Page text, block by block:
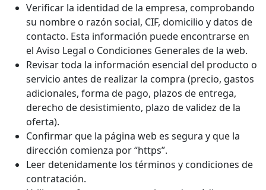
Verificar la identidad de la empresa, comprobando
su nombre o razón social, CIF, domicilio y datos de
contacto. Esta información puede encontrarse en
el Aviso Legal o Condiciones Generales de la web.
Revisar toda la información esencial del producto o
servicio antes de realizar la compra (precio, gastos
adicionales, forma de pago, plazos de entrega,
derecho de desistimiento, plazo de validez de la
oferta).
Confirmar que la página web es segura y que la
dirección comienza por “https”.
Leer detenidamente los términos y condiciones de
contratación.